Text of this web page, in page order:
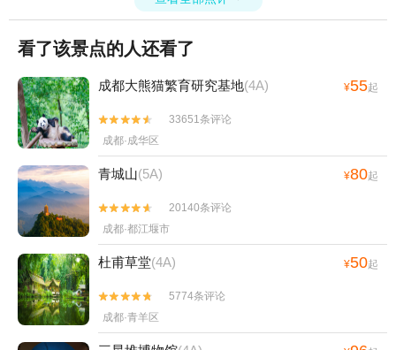
看了该景点的人还看了
成都大熊猫繁育研究基地(4A) ¥55起


33651条评论
成都·成华区
青城山(5A) ¥80起


20140条评论
成都·都江堰市
杜甫草堂(4A) ¥50起


5774条评论
成都·青羊区